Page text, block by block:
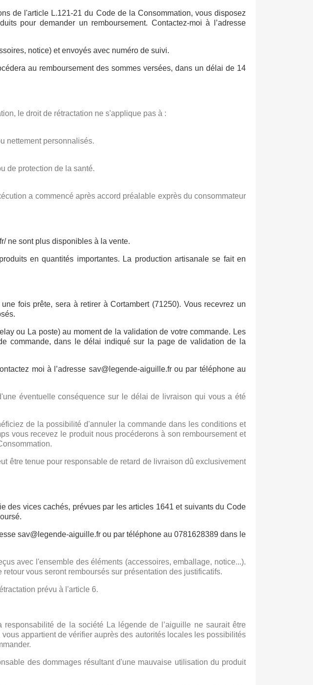
de l'article L.121-21 du Code de la Consommation, vous disposez
pour demander un remboursement. Contactez-moi à l’adresse
notice) et envoyés avec numéro de suivi.
au remboursement des sommes versées, dans un délai de 14
le droit de rétractation ne s'applique pas à :
nettement personnalisés.
de protection de la santé.
a commencé après accord préalable exprès du consommateur
ne sont plus disponibles à la vente.
en quantités importantes. La production artisanale se fait en
fois prête, sera à retirer à Cortambert (71250). Vous recevrez un
ou La poste) au moment de la validation de votre commande. Les
commande, dans le délai indiqué sur la page de validation de la
moi à l’adresse sav@legende-aiguille.fr ou par téléphone au
éventuelle conséquence sur le délai de livraison qui vous a été
de la possibilité d'annuler la commande dans les conditions et
vous recevez le produit nous procéderons à son remboursement et
être tenue pour responsable de retard de livraison dû exclusivement
des vices cachés, prévues par les articles 1641 et suivants du Code
sav@legende-aiguille.fr ou par téléphone au 0781628389 dans le
avec l'ensemble des éléments (accessoires, emballage, notice...).
vous seront remboursés sur présentation des justificatifs.
prévu à l'article 6.
de la société La légende de l’aiguille ne saurait être
appartient de vérifier auprès des autorités locales les possibilités
des dommages résultant d'une mauvaise utilisation du produit